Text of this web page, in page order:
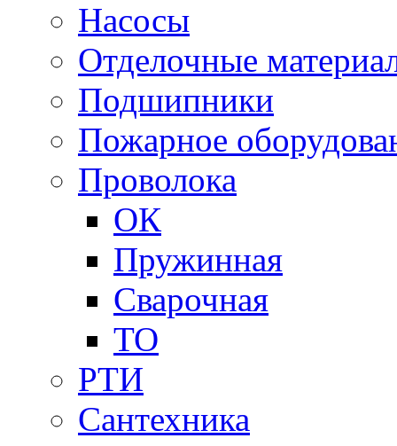
Насосы
Отделочные
Подшипники
Пожарное
Проволока
ОК
Пружинная
Сварочная
ТО
РТИ
Сантехника